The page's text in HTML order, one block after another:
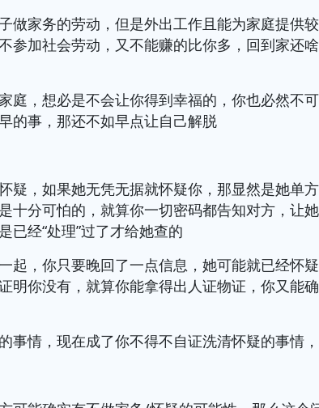
做家务的劳动，但是外出工作且能为家庭提供
参加社会劳动，又不能赚的比你多，回到家还
庭，想必是不会让你得到幸福的，你也必然不
的事，那还不如早点让自己解脱
疑，如果她无凭无据就怀疑你，那显然是她单
十分可怕的，就算你一切密码都告知对方，让
已经“处理”过了才给她查的
起，你只要晚回了一点信息，她可能就已经怀
明你没有，就算你能拿得出人证物证，你又能
事情，现在成了你不得不自证洗清怀疑的事情